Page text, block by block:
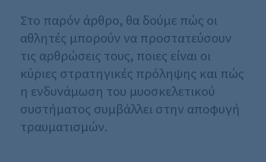
Στο παρόν άρθρο, θα δούμε πώς οι
αθλητές μπορούν να προστατεύσουν
τις αρθρώσεις τους, ποιες είναι οι
κύριες στρατηγικές πρόληψης και πώς
η ενδυνάμωση του μυοσκελετικού
συστήματος συμβάλλει στην αποφυγή
τραυματισμών.